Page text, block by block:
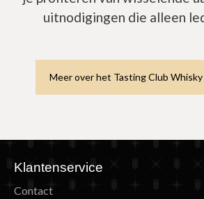
uitnodigingen die alleen
Meer over het Tasting Club
Klantenservice
Contact